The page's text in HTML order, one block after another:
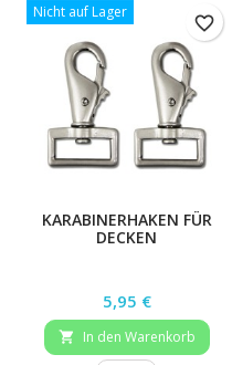
Nicht auf Lager
KARABINERHAKEN FÜR
DECKEN
Preis
5,95 €
 In den Warenkorb
favorite_border